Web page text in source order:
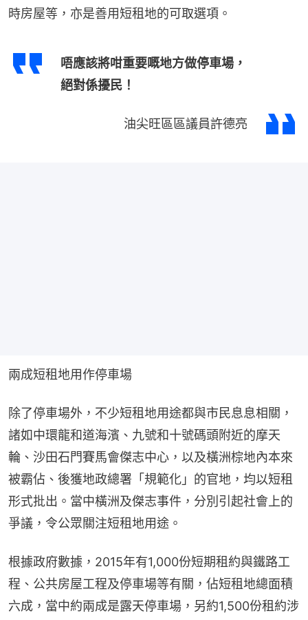
時房屋等，亦是善用短租地的可取選項。
唔應該將咁重要嘅地方做停車場，
絕對係擾民！
油尖旺區區議員許德亮
兩成短租地用作停車場
除了停車場外，不少短租地用途都與市民息息相關，
諸如中環龍和道海濱、九號和十號碼頭附近的摩天
輪、沙田石門賽馬會傑志中心，以及橫洲棕地內本來
被霸佔、後獲地政總署「規範化」的官地，均以短租
形式批出。當中橫洲及傑志事件，分別引起社會上的
爭議，令公眾關注短租地用途。
根據政府數據，2015年有1,000份短期租約與鐵路工
程、公共房屋工程及停車場等有關，佔短租地總面積
六成，當中約兩成是露天停車場，另約1,500份租約涉